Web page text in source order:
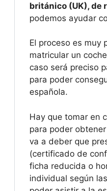
británico (UK), de
podemos ayudar
El proceso es muy
matricular un
caso será preciso
para poder
española.
Hay que tomar en
para poder
va a deber que
(certificado de
ficha reducida o
individual según